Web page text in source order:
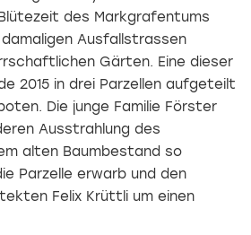
des Markgrafentums
Ausfallstrassen
Gärten. Eine dieser
2015 in drei Parzellen aufgeteilt
Die junge Familie Förster
Ausstrahlung des
alten Baumbestand so
Parzelle erwarb und den
Felix Krüttli um einen